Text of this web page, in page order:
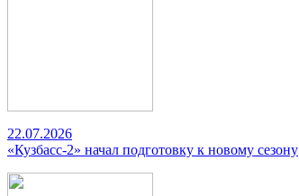
22.07.2026
«Кузбасс-2» начал подготовку к новому сезону